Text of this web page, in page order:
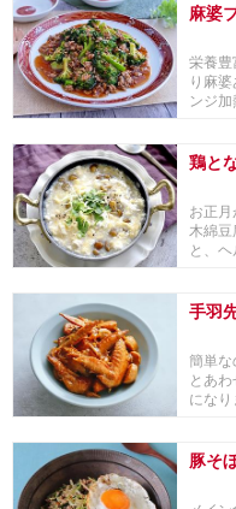
麻婆
栄養
り麻
ンジ
鶏と
お正
木綿豆
と、
手羽
簡単
とあ
になり
豚そ